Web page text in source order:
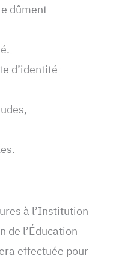
dûment
d’identité
à l’Institution
de l’Éducation
effectuée pour